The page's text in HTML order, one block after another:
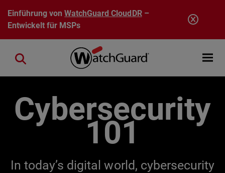
Direkt zum Inhalt
Einführung vonWatchGuard CloudDR–
Entwickelt für MSPs
Open
Close search
Cybersecurity
101
In today’s digital world, cybersecurity